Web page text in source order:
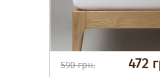
590 грн. 472